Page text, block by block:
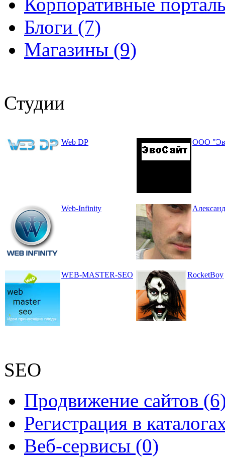
Блоги (7)
Магазины (9)
Студии
Web DP ООО
Web-Infinity
WEB-MASTER-SEO RocketBoy
SEO
Продвижение сайтов
Регистрация в
Веб-сервисы (0)